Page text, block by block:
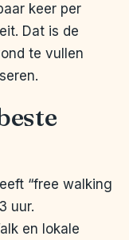
keer per
Dat is de
te vullen
“free walking
uur.
en lokale